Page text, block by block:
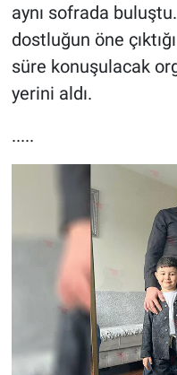
aynı sofrada
dostluğun öne
süre konuşulacak
yerini aldı.
.....